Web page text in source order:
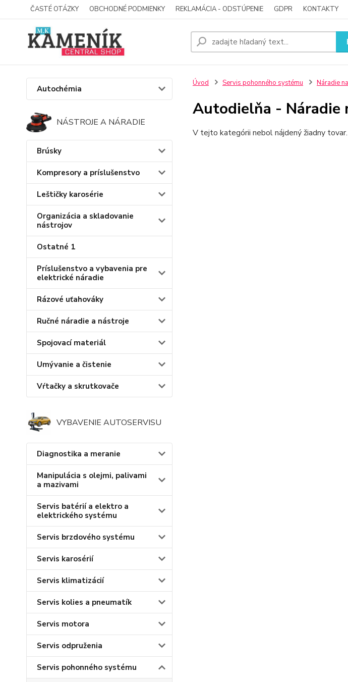
ČASTÉ OTÁZKY OBCHODNÉ PODMIENKY REKLAMÁCIA - ODSTÚPENIE GDPR KONTAKTY
Autochémia
NÁSTROJE A NÁRADIE
Brúsky
Kompresory a príslušenstvo
Leštičky karosérie
Organizácia a skladovanie
nástrojov
Ostatné 1
Príslušenstvo a vybavenia pre
elektrické náradie
Rázové uťahováky
Ručné náradie a nástroje
Spojovací materiál
Umývanie a čistenie
Vŕtačky a skrutkovače
VYBAVENIE AUTOSERVISU
Diagnostika a meranie
Manipulácia s olejmi, palivami
a mazivami
Servis batérií a elektro a
elektrického systému
Servis brzdového systému
Servis karosérií
Servis klimatizácií
Servis kolies a pneumatík
Servis motora
Servis odpruženia
Servis pohonného systému
Úvod Servis pohonného systému Náradie
Autodielňa - Náradie
V tejto kategórii nebol nájdený žiadny tovar.